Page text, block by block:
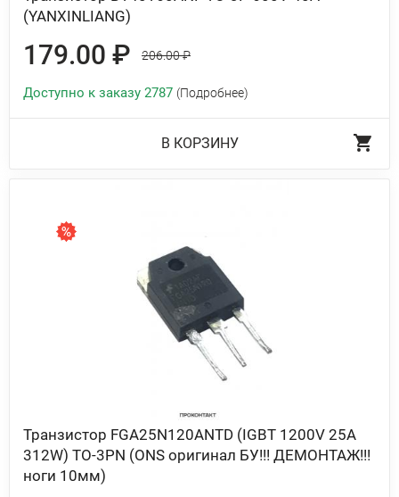
(YANXINLIANG)
179.00 ₽ 206.00 ₽
Доступно к заказу 2787 (Подробнее)
В КОРЗИНУ
Транзистор FGA25N120ANTD (IGBT 1200V 25A
312W) TO-3PN (ONS оригинал БУ!!! ДЕМОНТАЖ!!!
ноги 10мм)